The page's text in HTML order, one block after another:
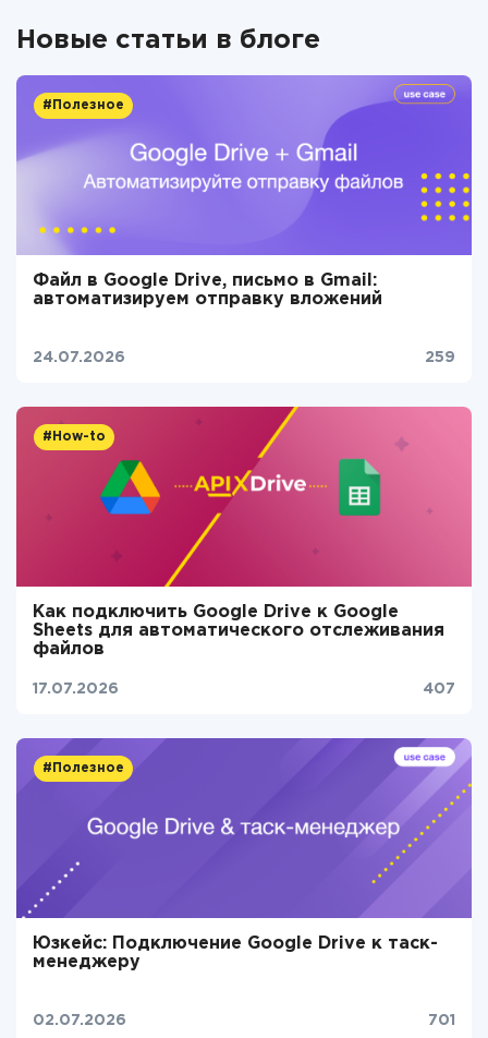
Новые статьи в блоге
#Полезное
Файл в Google Drive, письмо в Gmail:
автоматизируем отправку вложений
24.07.2026 259
#How-to
Как подключить Google Drive к Google
Sheets для автоматического отслеживания
файлов
17.07.2026 407
#Полезное
Юзкейс: Подключение Google Drive к таск-
менеджеру
02.07.2026 701